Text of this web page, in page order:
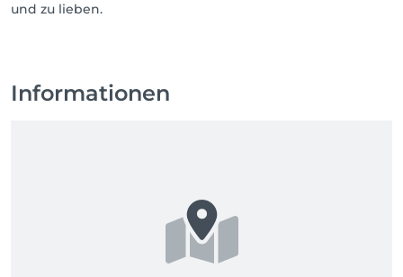
und zu lieben.
Informationen